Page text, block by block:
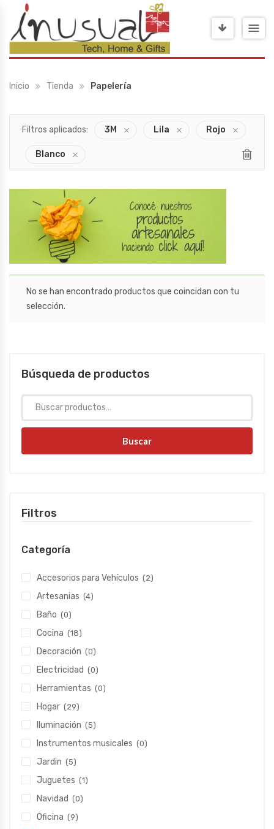
Inicio Tienda Papelería
Filtros aplicados: 3M Lila Rojo
Blanco
No se han encontrado productos que coincidan con tu
selección.
Búsqueda de productos
Buscar
Filtros
Categoría
Accesorios para Vehículos (2)
Artesanias (4)
Baño (0)
Cocina (18)
Decoración (0)
Electricidad (0)
Herramientas (0)
Hogar (29)
Iluminación (5)
Instrumentos musicales (0)
Jardin (5)
Juguetes (1)
Navidad (0)
Oficina (9)